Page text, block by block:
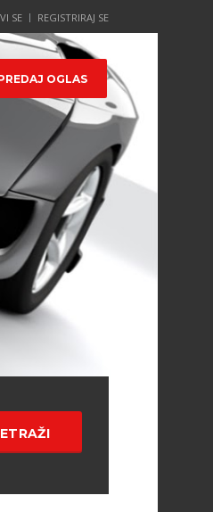
SE REGISTRIRAJ SE
OGLAS